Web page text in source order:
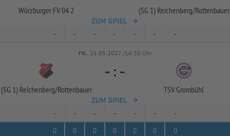
Würzburger FV 04 2 (SG 1) Reichenberg/Rottenbauer
ZUM SPIEL
- - - - - - -
FR.. 21.05.2027 /16:30 Uhr
(SG 1) Reichenberg/Rottenbauer
- : -
TSV Grombühl
ZUM SPIEL
- - - - - -
-
0
0 0 0 0 0 0